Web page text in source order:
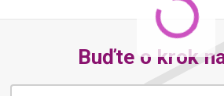
Buďte o krok